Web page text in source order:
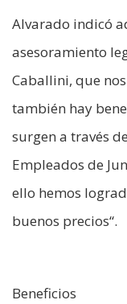
Alvarado indicó
asesoramiento
Caballini, que
también hay
surgen a través
Empleados de
ello hemos
buenos precios“.
Beneficios